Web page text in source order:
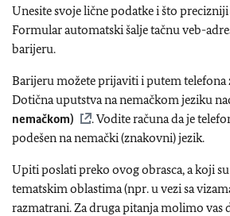
Unesite svoje lične podatke i što
Formular automatski šalje tačnu veb-
barijeru.
Barijeru možete prijaviti i putem telefona
Dotična uputstva na nemačkom jeziku
nemačkom)
. Vodite računa da je
podešen na nemački (znakovni) jezik.
Upiti poslati preko ovog obrasca, a koji
tematskim oblastima (npr. u vezi sa
razmatrani. Za druga pitanja molimo vas